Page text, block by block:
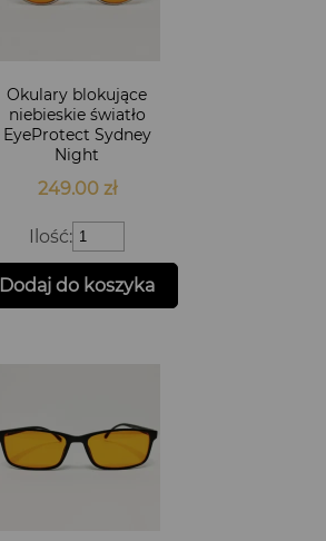
Okulary blokujące
niebieskie światło
EyeProtect Sydney
Night
249.00 zł
Ilość:ilość
Okulary
blokujące
niebieskie
światło
Dodaj do koszyka